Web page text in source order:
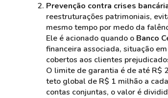
Prevenção contra crises
reestruturações patrimoniais,
mesmo tempo por medo da
Ele é acionado quando o Banco
financeira associada, situação
cobertos aos clientes
O limite de garantia é de até R$
teto global de R$ 1 milhão a
contas conjuntas, o valor é